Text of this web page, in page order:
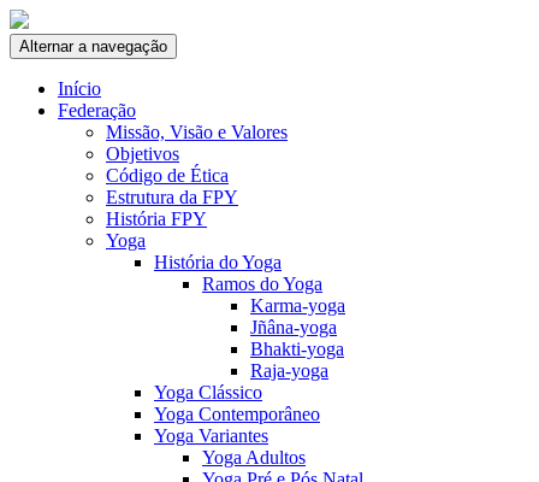
Skip to content
Alternar a navegação
Início
Federação
Missão, Visão e Valores
Objetivos
Código de Ética
Estrutura da FPY
História FPY
Yoga
História do Yoga
Ramos do Yoga
Karma-yoga
Jñâna-yoga
Bhakti-yoga
Raja-yoga
Yoga Clássico
Yoga Contemporâneo
Yoga Variantes
Yoga Adultos